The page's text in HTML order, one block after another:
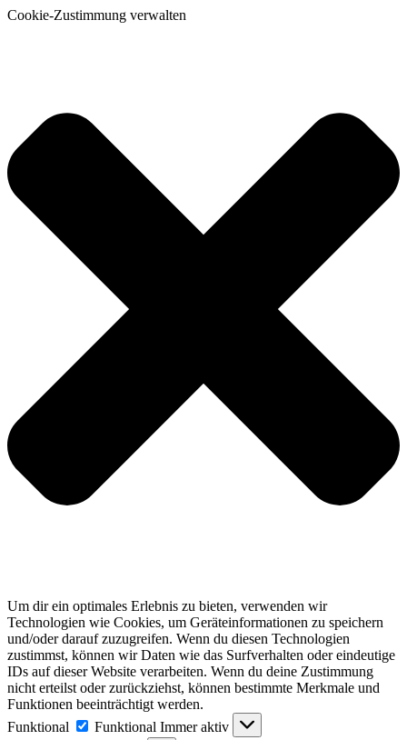
Cookie-Zustimmung verwalten
Um dir ein optimales Erlebnis zu bieten, verwenden wir
Technologien wie Cookies, um Geräteinformationen zu speichern
und/oder darauf zuzugreifen. Wenn du diesen Technologien
zustimmst, können wir Daten wie das Surfverhalten oder eindeutige
IDs auf dieser Website verarbeiten. Wenn du deine Zustimmung
nicht erteilst oder zurückziehst, können bestimmte Merkmale und
Funktionen beeinträchtigt werden.
Funktional
Funktional Immer aktiv